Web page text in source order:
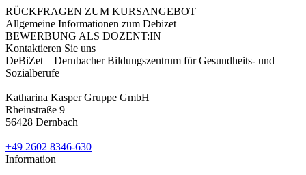
RÜCKFRAGEN ZUM KURSANGEBOT
Allgemeine Informationen zum Debizet
BEWERBUNG ALS DOZENT:IN
Kontaktieren Sie uns
DeBiZet – Dernbacher Bildungszentrum für Gesundheits- und
Sozialberufe
Katharina Kasper Gruppe GmbH
Rheinstraße 9
56428 Dernbach
+49 2602 8346-630
Information